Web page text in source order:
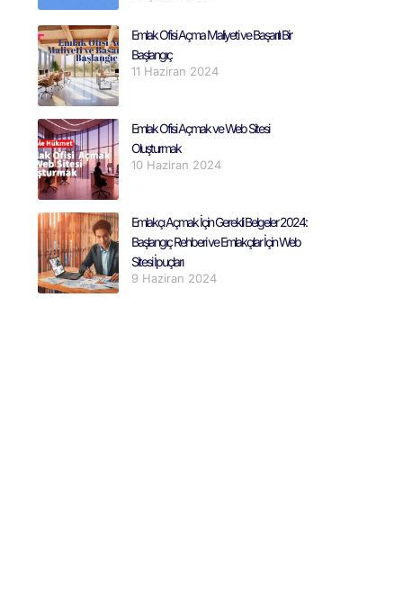
Emlak Ofisi Açma Maliyeti ve Başarılı Bir
Başlangıç
11 Haziran 2024
Emlak Ofisi Açmak ve Web Sitesi
Oluşturmak
10 Haziran 2024
Emlakçı Açmak İçin Gerekli Belgeler 2024:
Başlangıç Rehberi ve Emlakçılar İçin Web
Sitesi İpuçları
9 Haziran 2024